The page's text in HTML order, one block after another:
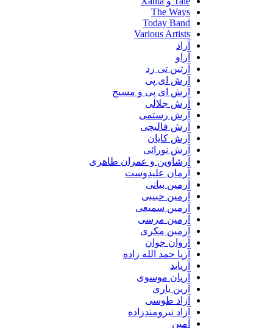
The Ways
Today Band
Various Artists
آرتین تی زد
آرش ای پی
آرش ای پی و مسیح
آرش جلالی
آرش رستمی
آرش قالیچی
آرش کایان
آرش نورائی
آرشاوین و عمران طاهری
آرمان علیدوست
آرمین بیانی
آرمین حبیبی
آرمین سمیعی
آرمین مرسی
آرمین مکری
آروان جوان
آریا حمد الله زاده
آریان موسوی
آرین یاری
آزاد طوسی
آزاد نیرومندزاده